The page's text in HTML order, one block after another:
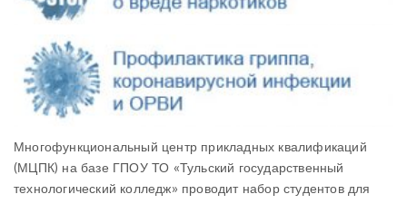
Многофункциональный центр прикладных квалификаций
(МЦПК) на базе ГПОУ ТО «Тульский государственный
технологический колледж» проводит набор студентов для